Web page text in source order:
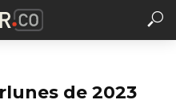
de 2023